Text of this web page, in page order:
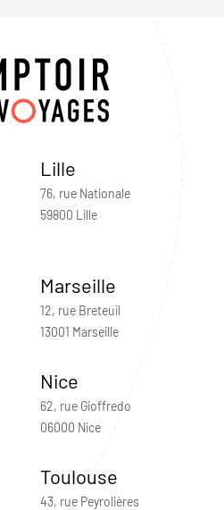
Lille
76, rue Nationale
59800 Lille
Marseille
12, rue Breteuil
13001 Marseille
Nice
62, rue Gioffredo
06000 Nice
Toulouse
43, rue Peyrolières